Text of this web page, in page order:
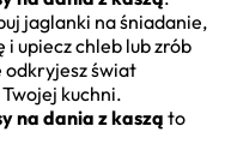
jaglanki na śniadanie,
i upiecz chleb lub zrób
odkryjesz świat
kuchni.
na dania z kasząto